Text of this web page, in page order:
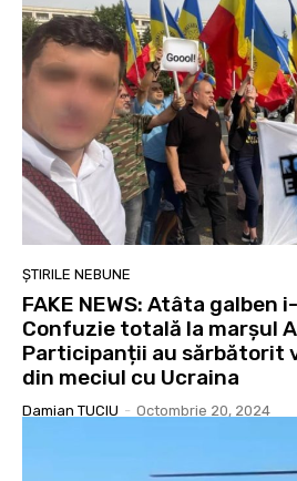
ȘTIRILE NEBUNE
FAKE NEWS: Atâta galben
Confuzie totală la marșul
Participanții au sărbătorit
din meciul cu Ucraina
Damian TUCIU - Octombrie 20, 2024